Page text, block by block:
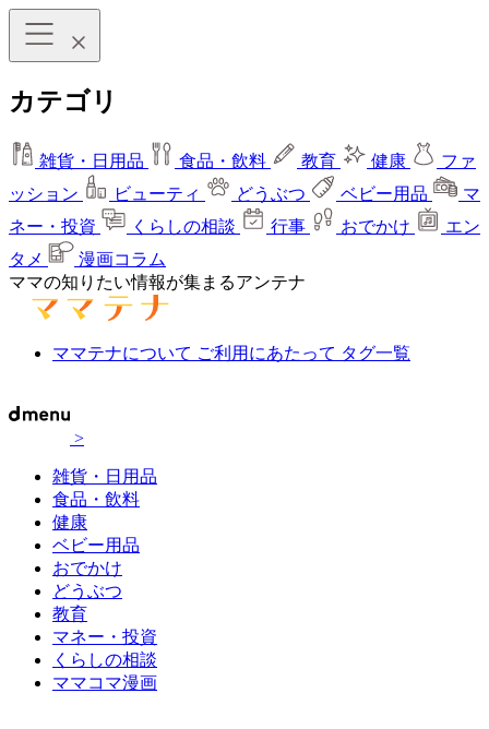
カテゴリ
雑貨・日用品 食品・飲料 教育 健康
ファ
ッション
ビューティ どうぶつ ベビー用品
マ
ネー・投資
くらしの相談 行事 おでかけ
エン
タメ
漫画コラム
ママの知りたい情報が集まるアンテナ
ママテナについて ご利用にあたって タグ一覧
>
雑貨・日用品
食品・飲料
健康
ベビー用品
おでかけ
どうぶつ
教育
マネー・投資
くらしの相談
ママコマ漫画